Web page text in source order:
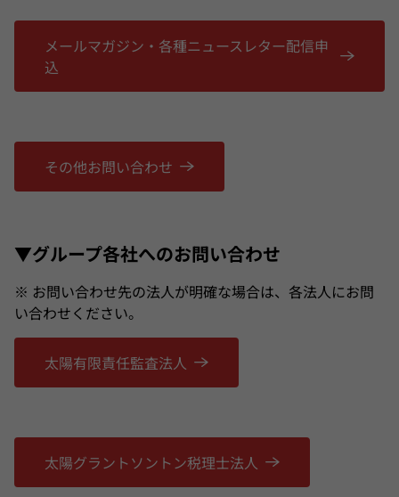
メールマガジン・各種ニュースレター配信申
込
その他お問い合わせ
▼グループ各社へのお問い合わせ
※ お問い合わせ先の法人が明確な場合は、各法人にお問
い合わせください。
太陽有限責任監査法人
太陽グラントソントン税理士法人